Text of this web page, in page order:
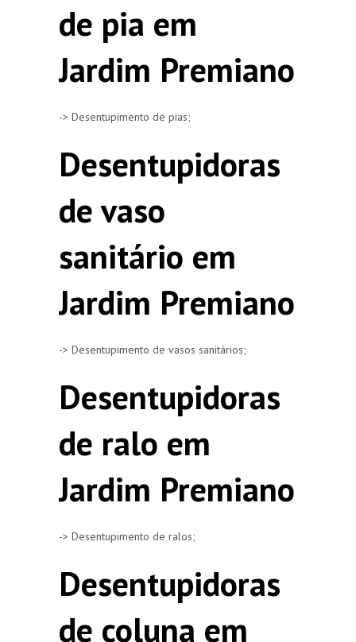
de pia em
Jardim Premiano
-> Desentupimento de pias;
Desentupidoras
de vaso
sanitário em
Jardim Premiano
-> Desentupimento de vasos sanitários;
Desentupidoras
de ralo em
Jardim Premiano
-> Desentupimento de ralos;
Desentupidoras
de coluna em